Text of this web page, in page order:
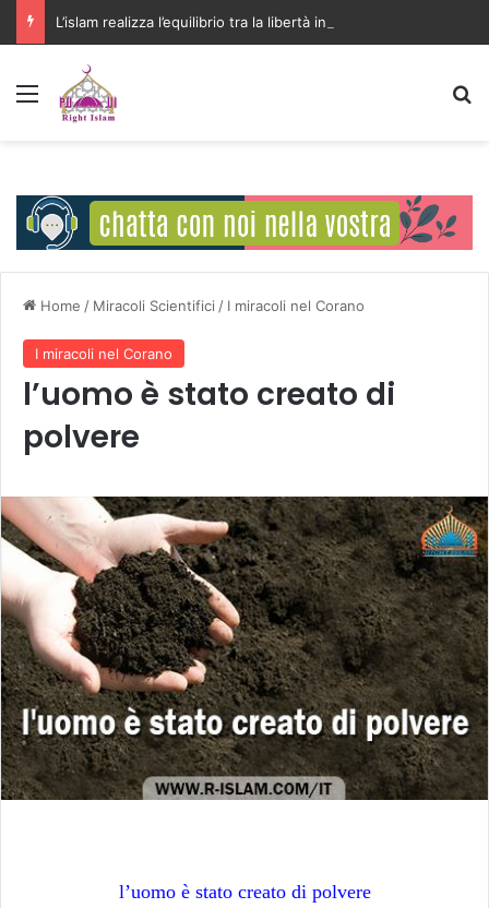
Menu
Home / Miracoli Scientifici / I miracoli nel Corano
I miracoli nel Corano
l’uomo è stato creato di
polvere
l’uomo è stato creato di polvere